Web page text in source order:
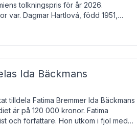
tolkningspris för år 2026.
var. Dagmar Hartlová, född 1951,
till tjeckiska
Ida Bäckmans
tilldela Fatima Bremmer Ida Bäckmans
är på 120 000 kronor. Fatima
och författare. Hon utkom i fjol med